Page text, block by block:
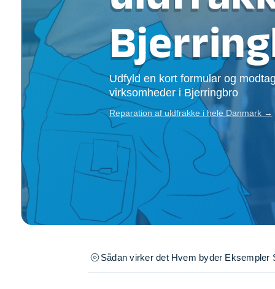
Ophængning af
Tømrer
Tunge løft
Underholdning
Se alle...
Udfyld en kort formular og
virksomheder i Bjerringbro
Reparation af uldfrakke i hele Danmark →
Sådan virker det Hvem byder Eksempler